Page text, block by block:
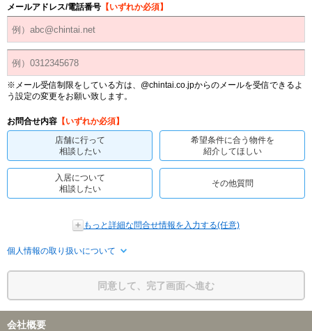
メールアドレス/電話番号 【いずれか必須】
※メール受信制限をしている方は、@chintai.co.jpからのメールを受信できるよ
う設定の変更をお願い致します。
お問合せ内容 【いずれか必須】
店舗に行って
相談したい
希望条件に合う物件を
紹介してほしい
入居について
相談したい
その他質問
もっと詳細な問合せ情報を入力する(任意)
個人情報の取り扱いについて
同意して、完了画面へ進む
会社概要